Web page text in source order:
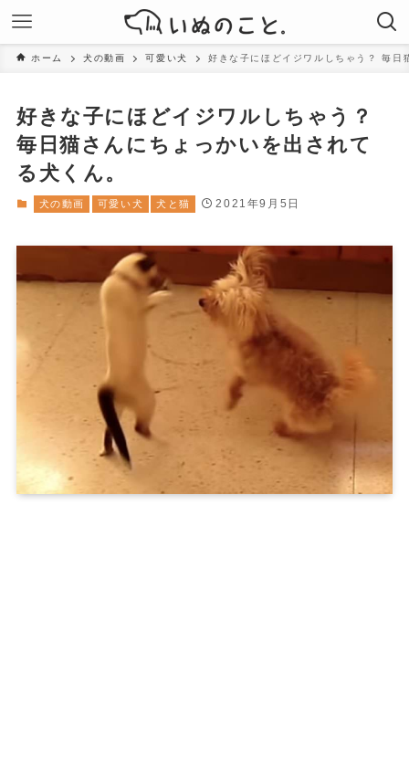
ホーム 犬の動画 可愛い犬 好きな子にほどイジワルしちゃう？ 毎日
好きな子にほどイジワルしちゃう？
毎日猫さんにちょっかいを出されて
る犬くん。
犬の動画 可愛い犬 犬と猫 2021年9月5日